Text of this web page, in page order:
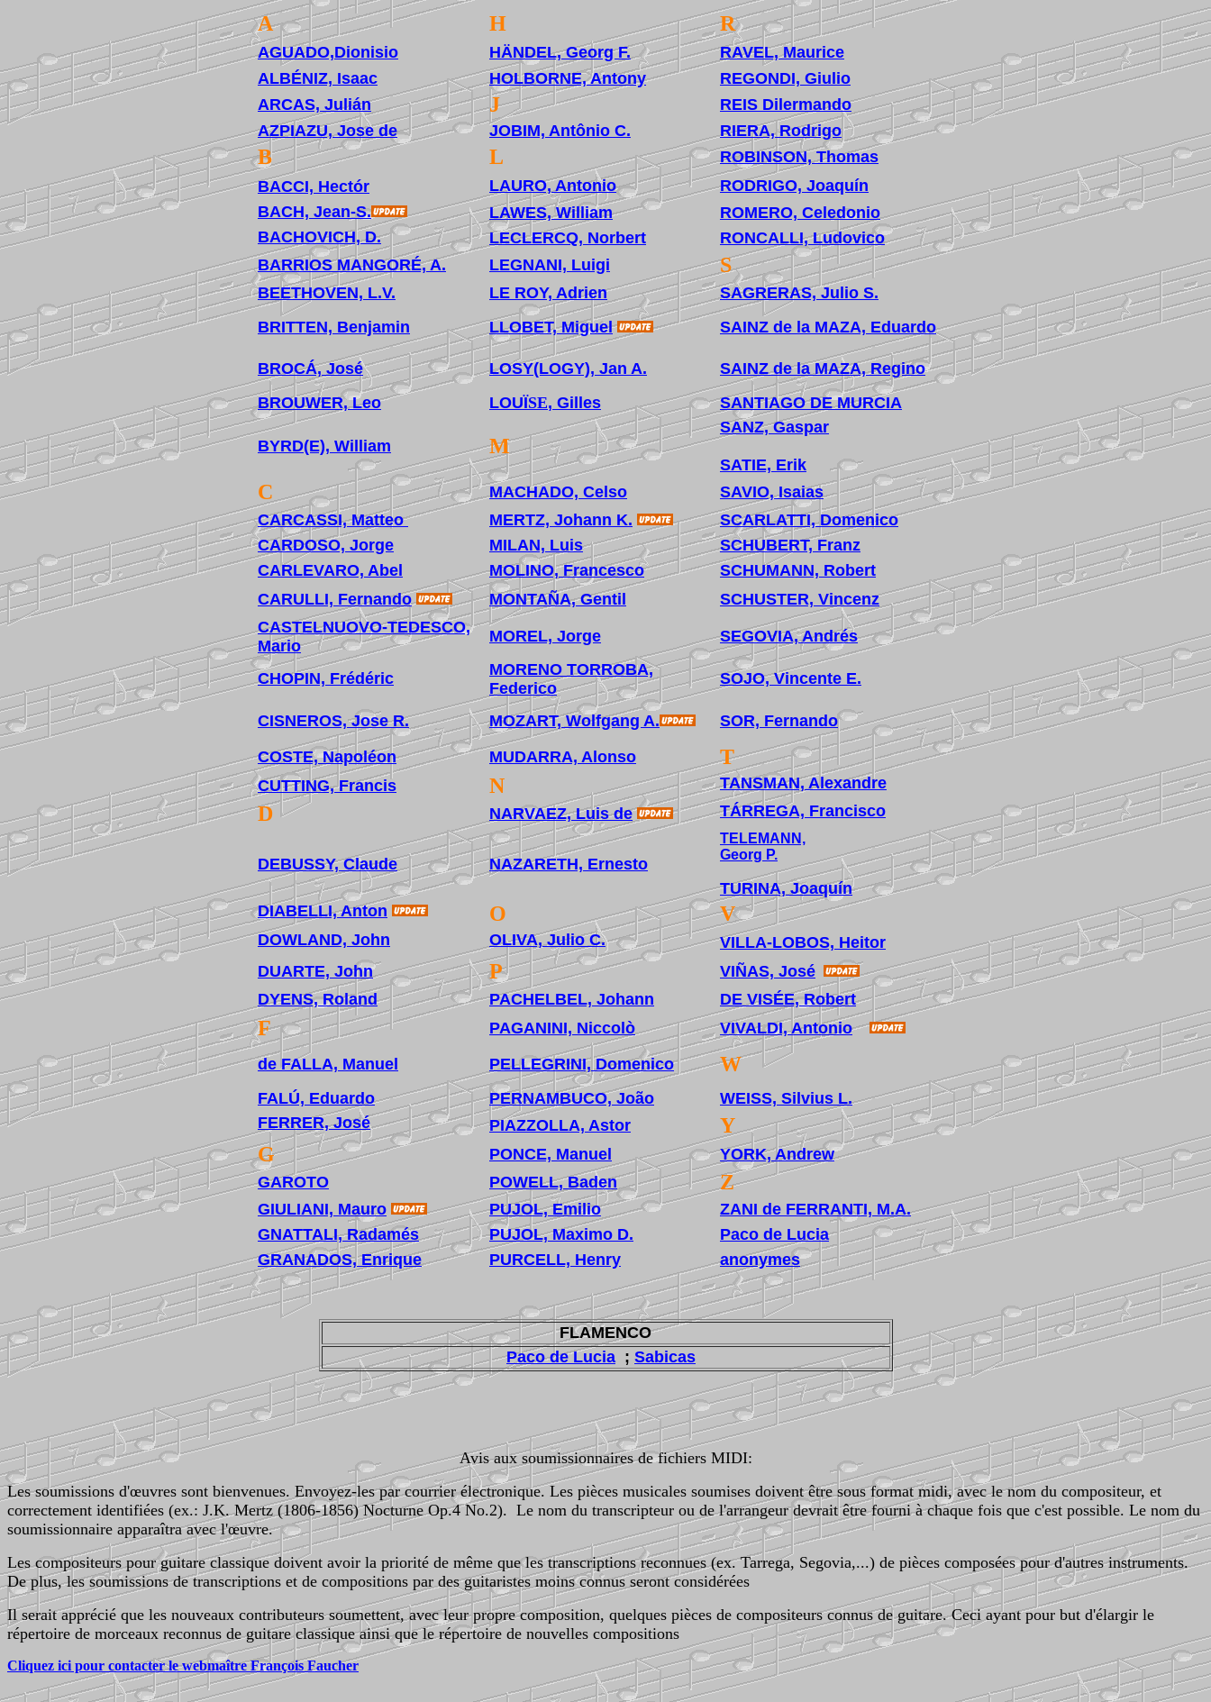
A H R
AGUADO,Dionisio HÄNDEL, Georg F.
RAVEL, Maurice
ALBÉNIZ, Isaac
HOLBORNE, Antony
REGONDI, Giulio
ARCAS, Julián
J
REIS Dilermando
AZPIAZU, Jose de
JOBIM, Antônio C. RIERA, Rodrigo
B L
ROBINSON, Thomas
BACCI, Hectór
LAURO, Antonio
RODRIGO, Joaquín
BACH, Jean-S.
LAWES, William
ROMERO, Celedonio
BACHOVICH, D.
LECLERCQ, Norbert
RONCALLI, Ludovico
BARRIOS MANGORÉ, A.
LEGNANI, Luigi S
BEETHOVEN, L.V. LE ROY, Adrien
SAGRERAS, Julio S.
BRITTEN, Benjamin
LLOBET, Miguel SAINZ de la MAZA, Eduardo
BROCÁ, José LOSY(LOGY), Jan A.
SAINZ de la MAZA, Regino
BROUWER, Leo
LOUÏSE, Gilles SANTIAGO DE MURCIA
BYRD(E), William M
SANZ, Gaspar
SATIE, Erik
C MACHADO, Celso
SAVIO, Isaias
CARCASSI, Matteo
MERTZ, Johann K.
SCARLATTI, Domenico
CARDOSO, Jorge
MILAN, Luis
SCHUBERT, Franz
CARLEVARO, Abel
MOLINO, Francesco
SCHUMANN, Robert
CARULLI, Fernando
MONTAÑA, Gentil
SCHUSTER, Vincenz
CASTELNUOVO-TEDESCO,
Mario
MOREL, Jorge SEGOVIA, Andrés
CHOPIN, Frédéric
MORENO TORROBA,
Federico
SOJO, Vincente E.
CISNEROS, Jose R. MOZART, Wolfgang A.
SOR, Fernando
COSTE, Napoléon
MUDARRA, Alonso T
CUTTING, Francis N TANSMAN, Alexandre
D NARVAEZ, Luis de TÁRREGA, Francisco
DEBUSSY, Claude NAZARETH, Ernesto
TELEMANN,
Georg P.
TURINA, Joaquín
DIABELLI, Anton
O V
DOWLAND, John OLIVA, Julio C.
VILLA-LOBOS, Heitor
DUARTE, John
P
VIÑAS, José
DYENS, Roland
PACHELBEL, Johann DE VISÉE, Robert
F PAGANINI, Niccolò
VIVALDI, Antonio
de FALLA, Manuel
PELLEGRINI, Domenico W
FALÚ, Eduardo PERNAMBUCO, João
WEISS, Silvius L.
FERRER, José
PIAZZOLLA, Astor
Y
G
PONCE, Manuel
YORK, Andrew
GAROTO
POWELL, Baden Z
GIULIANI, Mauro PUJOL, Emilio
ZANI de FERRANTI, M.A.
GNATTALI, Radamés
PUJOL, Maximo D.
Paco de Lucia
GRANADOS, Enrique
PURCELL, Henry anonymes
FLAMENCO
Paco de Lucia ; Sabicas
Avis aux soumissionnaires de fichiers MIDI:
Les soumissions d'œuvres sont bienvenues. Envoyez-les par courrier électronique. Les pièces musicales soumises doivent être sous format midi, avec le nom du compositeur, et
correctement identifiées (ex.: J.K. Mertz (1806-1856) Nocturne Op.4 No.2). Le nom du transcripteur ou de l'arrangeur devrait être fourni à chaque fois que c'est possible. Le nom du
soumissionnaire apparaîtra avec l'œuvre.
Les compositeurs pour guitare classique doivent avoir la priorité de même que les transcriptions reconnues (ex. Tarrega, Segovia,...) de pièces composées pour d'autres instruments.
De plus, les soumissions de transcriptions et de compositions par des guitaristes moins connus seront considérées
Il serait apprécié que les nouveaux contributeurs soumettent, avec leur propre composition, quelques pièces de compositeurs connus de guitare. Ceci ayant pour but d'élargir le
répertoire de morceaux reconnus de guitare classique ainsi que le répertoire de nouvelles compositions
Cliquez ici pour contacter le webmaître François Faucher